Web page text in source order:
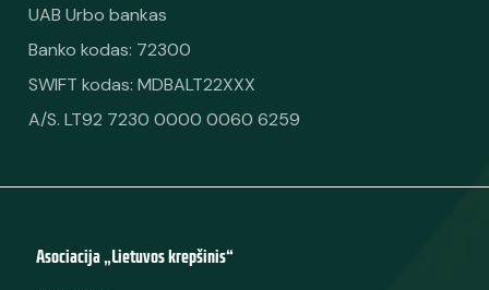
UAB Urbo bankas
Banko kodas: 72300
SWIFT kodas: MDBALT22XXX
A/S. LT92 7230 0000 0060 6259
Asociacija „Lietuvos krepšinis“